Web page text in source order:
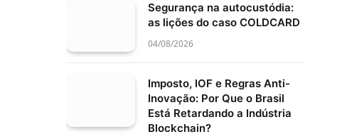
Segurança na autocustódia:
as lições do caso COLDCARD
04/08/2026
Imposto, IOF e Regras Anti-
Inovação: Por Que o Brasil
Está Retardando a Indústria
Blockchain?